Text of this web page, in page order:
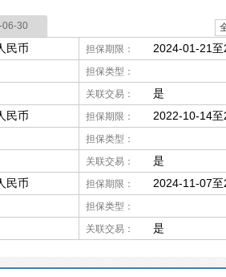
06-30
民币 担保期限： 2024-01-21
担保类型：
关联交易： 是
民币 担保期限： 2022-10-14
担保类型：
关联交易： 是
民币 担保期限： 2024-11-07
担保类型：
关联交易： 是